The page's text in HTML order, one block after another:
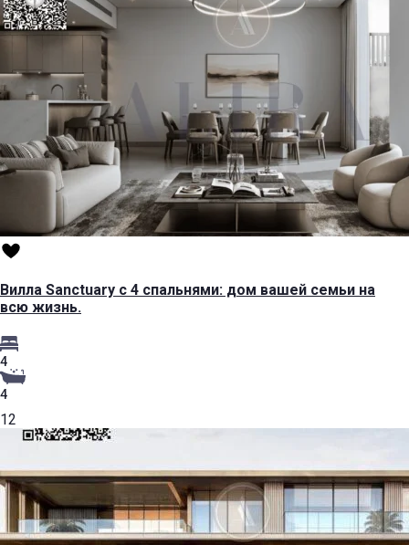
Вилла Sanctuary с 4 спальнями: дом вашей семьи на
всю жизнь.
4
4
12